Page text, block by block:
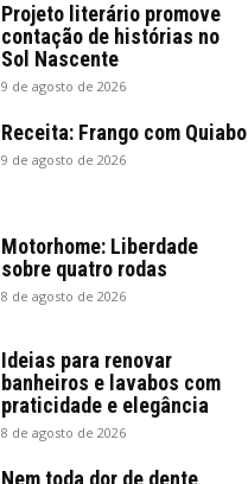
Projeto literário promove
contação de histórias no
Sol Nascente
9 de agosto de 2026
Receita: Frango com Quiabo
9 de agosto de 2026
Motorhome: Liberdade
sobre quatro rodas
8 de agosto de 2026
Ideias para renovar
banheiros e lavabos com
praticidade e elegância
8 de agosto de 2026
Nem toda dor de dente